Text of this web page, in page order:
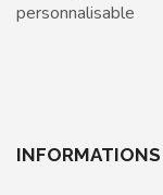
personnalisable
INFORMATIONS